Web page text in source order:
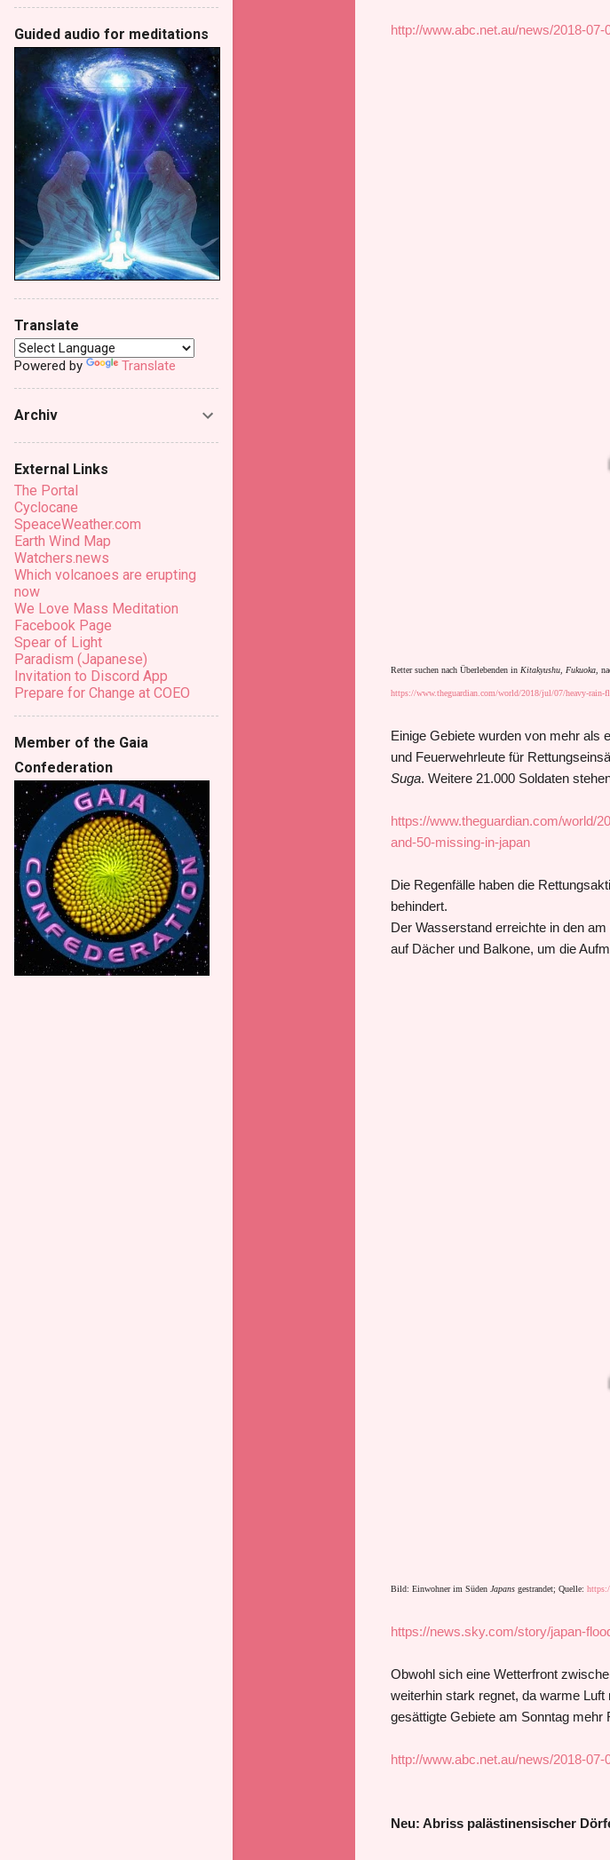
http://www.abc.net.au/news/2018-
Retter suchen nach Überlebenden in Kitakyushu, Fukuoka,
https://www.theguardian.com/world/2018/jul/07/heavy-rain-
Einige Gebiete wurden von mehr als
und Feuerwehrleute für
Suga. Weitere 21.000 Soldaten
https://www.theguardian.com/world/
and-50-missing-in-japan
Die Regenfälle haben die
behindert.
Der Wasserstand erreichte in den
auf Dächer und Balkone, um die
Bild: Einwohner im Süden Japansgestrandet; Quelle:
https://news.sky.com/story/japan-
Obwohl sich eine Wetterfront
weiterhin stark regnet, da warme
gesättigte Gebiete am Sonntag mehr
http://www.abc.net.au/news/2018-
Neu: Abriss palästinensischer
Guided audio for meditations
Translate
Powered by Translate
Archiv
External Links
The Portal
Cyclocane
SpeaceWeather.com
Earth Wind Map
Watchers.news
Which volcanoes are erupting
now
We Love Mass Meditation
Facebook Page
Spear of Light
Paradism (Japanese)
Invitation to Discord App
Prepare for Change at COEO
Member of the Gaia
Confederation